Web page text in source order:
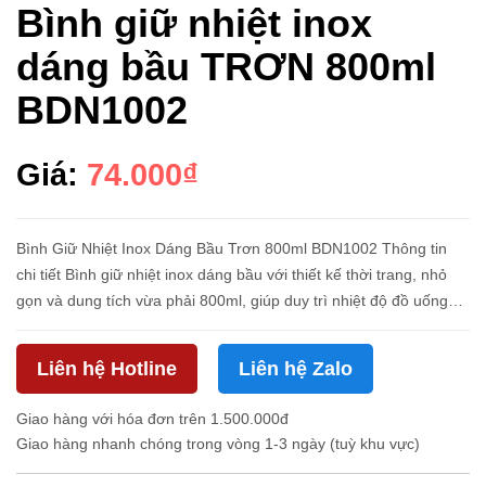
Bình giữ nhiệt inox
dáng bầu TRƠN 800ml
BDN1002
Giá: 74.000₫
Bình Giữ Nhiệt Inox Dáng Bầu Trơn 800ml BDN1002 Thông tin
chi tiết Bình giữ nhiệt inox dáng bầu với thiết kế thời trang, nhỏ
gọn và dung tích vừa phải 800ml, giúp duy trì nhiệt độ đồ uống
Liên hệ Hotline Liên hệ Zalo
Giao hàng với hóa đơn trên 1.500.000đ
Giao hàng nhanh chóng trong vòng 1-3 ngày (tuỳ khu vực)